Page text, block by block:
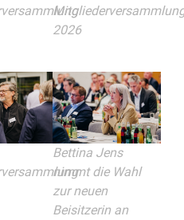
2026
Bettina Jens
nimmt die Wahl
zur neuen
Beisitzerin an